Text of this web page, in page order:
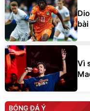
Vì
BÓNG ĐÁ Ý